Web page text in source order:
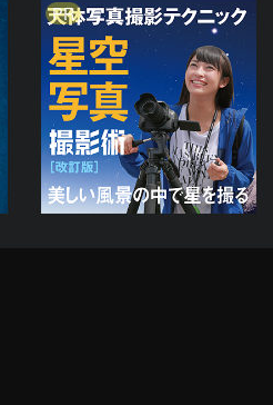
PR